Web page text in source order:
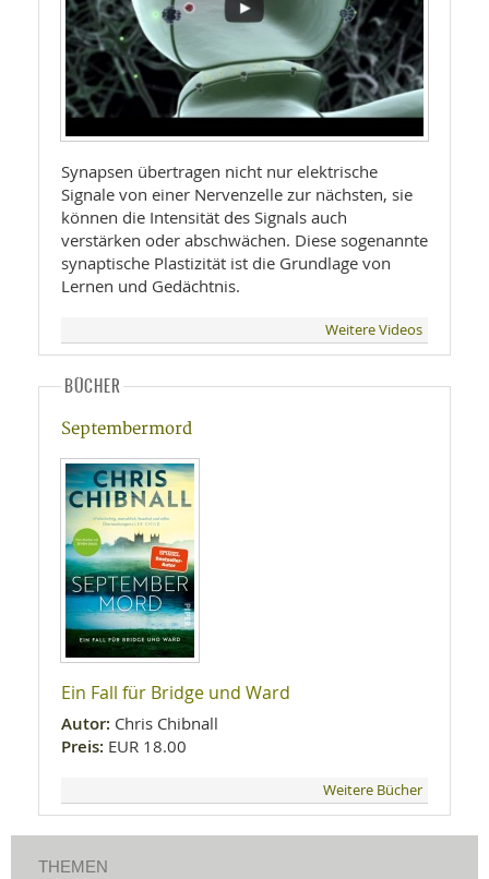
Synapsen übertragen nicht nur elektrische
Signale von einer Nervenzelle zur nächsten, sie
können die Intensität des Signals auch
verstärken oder abschwächen. Diese sogenannte
synaptische Plastizität ist die Grundlage von
Lernen und Gedächtnis.
Weitere Videos
BÜCHER
Septembermord
Ein Fall für Bridge und Ward
Autor: Chris Chibnall
Preis: EUR 18.00
Weitere Bücher
THEMEN